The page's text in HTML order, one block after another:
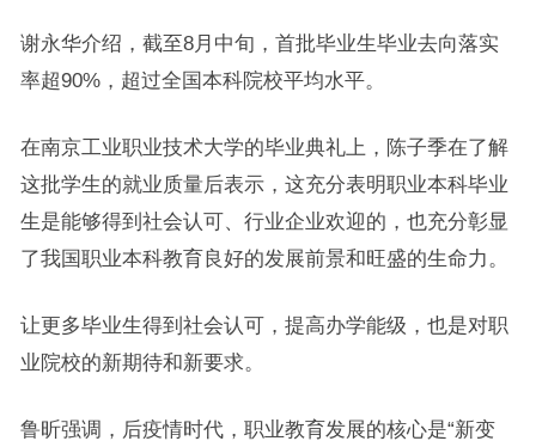
谢永华介绍，截至8月中旬，首批毕业生毕业去向落实
率超90%，超过全国本科院校平均水平。
在南京工业职业技术大学的毕业典礼上，陈子季在了解
这批学生的就业质量后表示，这充分表明职业本科毕业
生是能够得到社会认可、行业企业欢迎的，也充分彰显
了我国职业本科教育良好的发展前景和旺盛的生命力。
让更多毕业生得到社会认可，提高办学能级，也是对职
业院校的新期待和新要求。
鲁昕强调，后疫情时代，职业教育发展的核心是“新变